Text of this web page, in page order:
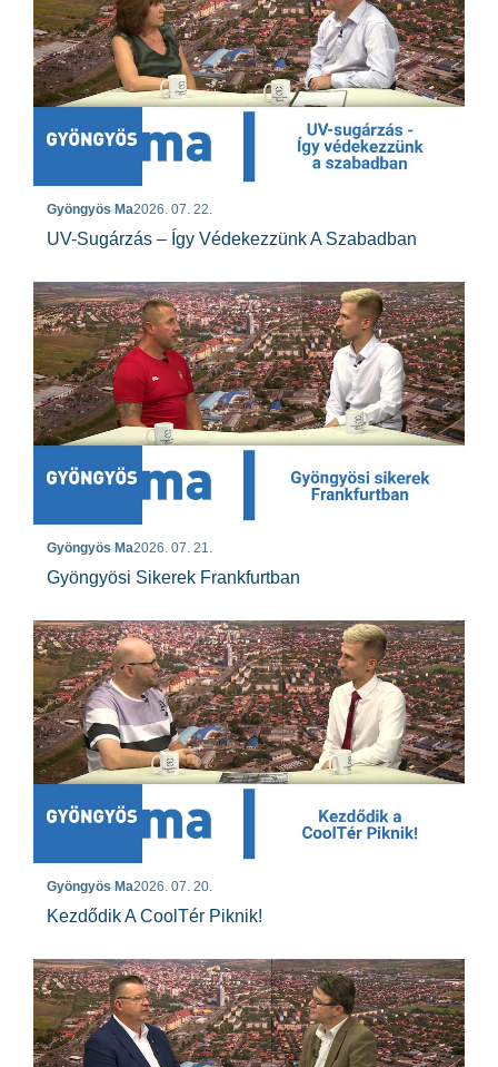
Gyöngyös Ma2026. 07. 22.
UV-Sugárzás – Így Védekezzünk A Szabadban
Gyöngyös Ma2026. 07. 21.
Gyöngyösi Sikerek Frankfurtban
Gyöngyös Ma2026. 07. 20.
Kezdődik A CoolTér Piknik!